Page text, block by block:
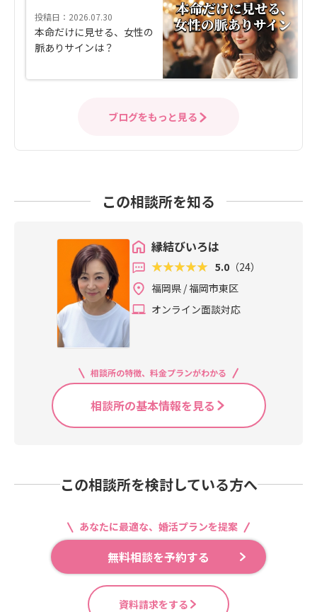
投稿日：2026.07.30
本命だけに見せる、女性の
脈ありサインは？
ブログをもっと見る
この相談所を知る
縁結びいろは
5.0 （24）
福岡県 / 福岡市東区
オンライン面談対応
相談所の特徴、料金プランがわかる
相談所の基本情報を見る
この相談所を検討している方へ
あなたに最適な、婚活プランを提案
無料相談を予約する
資料請求をする